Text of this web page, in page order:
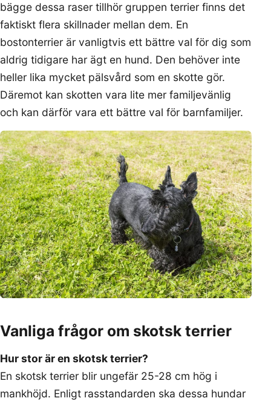
bägge dessa raser tillhör gruppen terrier finns det
faktiskt flera skillnader mellan dem. En
bostonterrier är vanligtvis ett bättre val för dig som
aldrig tidigare har ägt en hund. Den behöver inte
heller lika mycket pälsvård som en skotte gör.
Däremot kan skotten vara lite mer familjevänlig
och kan därför vara ett bättre val för barnfamiljer.
Vanliga frågor om skotsk terrier
Hur stor är en skotsk terrier?
En skotsk terrier blir ungefär 25-28 cm hög i
mankhöjd. Enligt rasstandarden ska dessa hundar